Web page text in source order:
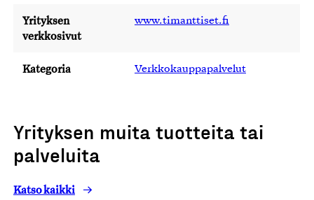
Yrityksen
verkkosivut
www.timanttiset.fi
Kategoria Verkkokauppapalvelut
Yrityksen muita tuotteita tai
palveluita
Katso kaikki